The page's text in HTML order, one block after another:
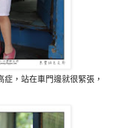
，站在車門邊就很緊張，